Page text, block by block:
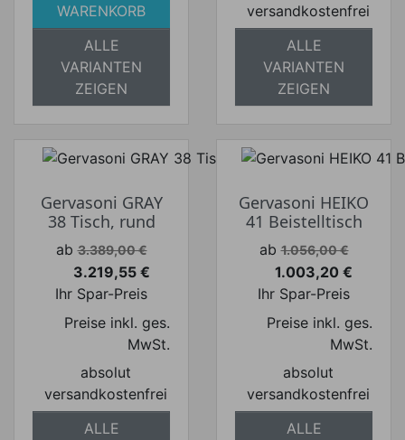
WARENKORB
ALLE
VARIANTEN
ZEIGEN
versandkostenfrei
ALLE
VARIANTEN
ZEIGEN
Gervasoni GRAY
38 Tisch, rund
Verkaufspreis
ab 3.389,00 €
Preis
3.219,55 €
Ihr Spar-Preis
Preise inkl. ges.
MwSt.
absolut
versandkostenfrei
ALLE
Gervasoni HEIKO
41 Beistelltisch
Verkaufspreis
ab 1.056,00 €
Preis
1.003,20 €
Ihr Spar-Preis
Preise inkl. ges.
MwSt.
absolut
versandkostenfrei
ALLE